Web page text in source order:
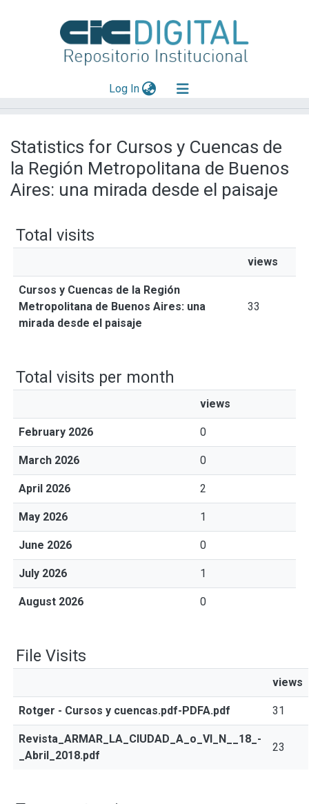
Log In(current)
Mas información
Aportar material
Statistics for Cursos y Cuencas de
la Región Metropolitana de Buenos
Aires: una mirada desde el paisaje
Total visits
views
Cursos y Cuencas de la Región
Metropolitana de Buenos Aires: una
mirada desde el paisaje
33
Total visits per month
views
February 2026 0
March 2026 0
April 2026 2
May 2026 1
June 2026 0
July 2026 1
August 2026 0
File Visits
views
Rotger - Cursos y cuencas.pdf-PDFA.pdf 31
Revista_ARMAR_LA_CIUDAD_A_o_VI_N__18_-
_Abril_2018.pdf
23